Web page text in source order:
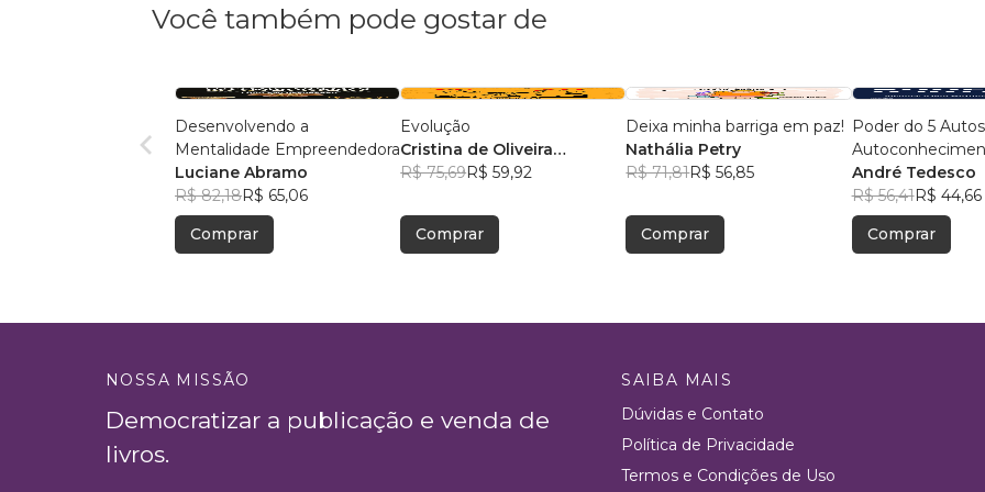
Você também pode gostar de
Desenvolvendo a
Mentalidade Empreendedora
Luciane Abramo
R$ 82,18R$ 65,06
Comprar
Evolução
Cristina de Oliveira
Leopoldino Rodrigues
R$ 75,69R$ 59,92
Comprar
Deixa minha barriga em paz!
Nathália Petry
R$ 71,81R$ 56,85
Comprar
Poder do 5
Autocontrole,
Autoconfiança e
Autoperformance
André Tedesco
R$ 56,41R$ 44,66
Comprar
NOSSA MISSÃO
Democratizar a publicação e venda de
livros.
SAIBA MAIS
Dúvidas e Contato
Política de Privacidade
Termos e Condições de Uso